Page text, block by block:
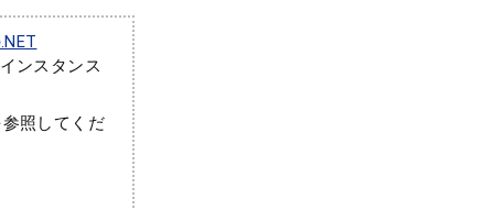
ンスタンス
照してくだ